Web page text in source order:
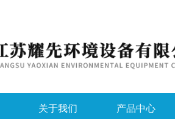
关于我们 产品中心